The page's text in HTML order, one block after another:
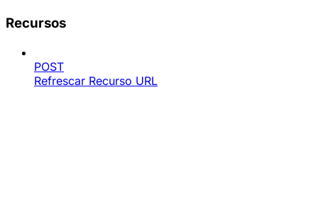
Recursos
POST
Refrescar Recurso URL